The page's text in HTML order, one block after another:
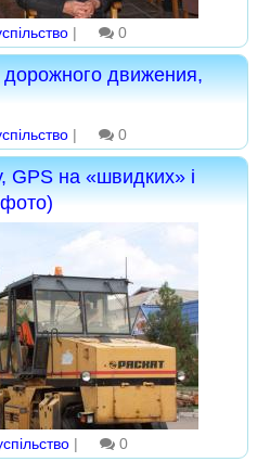
| 0
движения,
| 0
GPS на «швидких» і
| 0